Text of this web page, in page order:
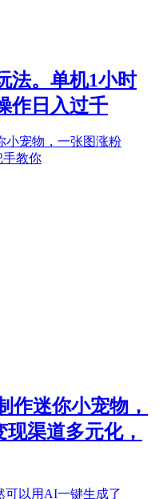
法。单机1小时
作日入过千
作迷你小宠物，
渠道多元化，